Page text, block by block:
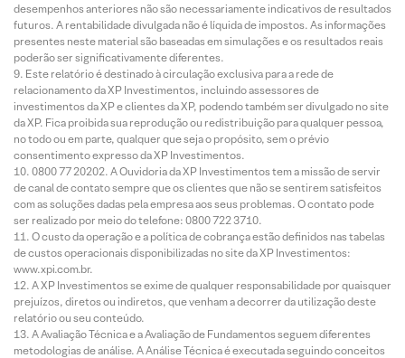
desempenhos anteriores não são necessariamente indicativos de resultados
futuros. A rentabilidade divulgada não é líquida de impostos. As informações
presentes neste material são baseadas em simulações e os resultados reais
poderão ser significativamente diferentes.
Este relatório é destinado à circulação exclusiva para a rede de
relacionamento da XP Investimentos, incluindo assessores de
investimentos da XP e clientes da XP, podendo também ser divulgado no site
da XP. Fica proibida sua reprodução ou redistribuição para qualquer pessoa,
no todo ou em parte, qualquer que seja o propósito, sem o prévio
consentimento expresso da XP Investimentos.
0800 77 20202. A Ouvidoria da XP Investimentos tem a missão de servir
de canal de contato sempre que os clientes que não se sentirem satisfeitos
com as soluções dadas pela empresa aos seus problemas. O contato pode
ser realizado por meio do telefone: 0800 722 3710.
O custo da operação e a política de cobrança estão definidos nas tabelas
de custos operacionais disponibilizadas no site da XP Investimentos:
www.xpi.com.br.
A XP Investimentos se exime de qualquer responsabilidade por quaisquer
prejuízos, diretos ou indiretos, que venham a decorrer da utilização deste
relatório ou seu conteúdo.
A Avaliação Técnica e a Avaliação de Fundamentos seguem diferentes
metodologias de análise. A Análise Técnica é executada seguindo conceitos